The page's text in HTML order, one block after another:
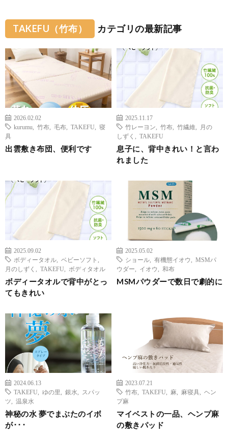
TAKEFU（竹布） カテゴリの最新記事
2026.02.02
kurumu
竹布 毛布 TAKEFU
寝
具
出雲敷き布団、便利です
2025.11.17
竹レーヨン
竹布 竹繊維
月の
しずく
TAKEFU
息子に、背中きれい！と言わ
れました
2025.09.02
ボディータオル
ベビーソフト
月のしずく
TAKEFU ボディタオル
ボディータオルで背中がとっ
てもきれい
2025.05.02
ショール
有機態イオウ
MSMパ
ウダー
イオウ 和布
MSMパウダーで数日で劇的に
2024.06.13
TAKEFU
ゆの里 銀水
スパッ
ツ
温泉水
神秘の水 夢でまぶたのイボ
が･･･
2023.07.21
竹布
TAKEFU 麻 麻寝具
ヘン
プ麻
マイベストの一品、ヘンプ麻
の敷きパッド